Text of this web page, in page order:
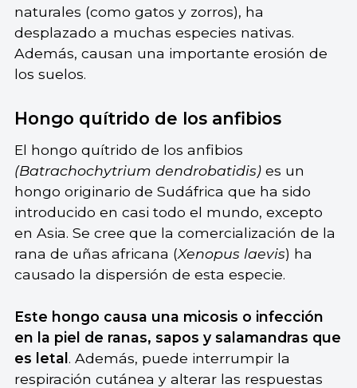
naturales (como gatos y zorros), ha
desplazado a muchas especies nativas.
Además, causan una importante erosión de
los suelos.
Hongo quítrido de los anfibios
El hongo quítrido de los anfibios
(Batrachochytrium dendrobatidis)es un
hongo originario de Sudáfrica que ha sido
introducido en casi todo el mundo, excepto
en Asia. Se cree que la comercialización de la
rana de uñas africana (Xenopus laevis) ha
causado la dispersión de esta especie.
Este hongo causa una micosis o infección
en la piel de ranas, sapos y salamandras que
es letal. Además, puede interrumpir la
respiración cutánea y alterar las respuestas